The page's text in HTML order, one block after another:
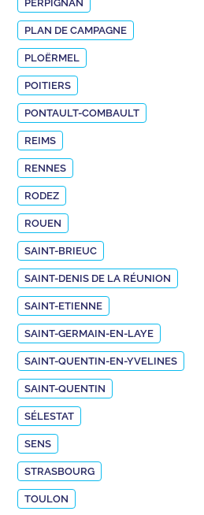
PERPIGNAN
PLAN DE CAMPAGNE
PLOËRMEL
POITIERS
PONTAULT-COMBAULT
REIMS
RENNES
RODEZ
ROUEN
SAINT-BRIEUC
SAINT-DENIS DE LA RÉUNION
SAINT-ETIENNE
SAINT-GERMAIN-EN-LAYE
SAINT-QUENTIN-EN-YVELINES
SAINT-QUENTIN
SÉLESTAT
SENS
STRASBOURG
TOULON